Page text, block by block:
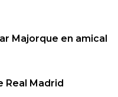
Majorque en amical
Real Madrid